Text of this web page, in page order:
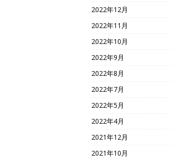
2022年12月
2022年11月
2022年10月
2022年9月
2022年8月
2022年7月
2022年5月
2022年4月
2021年12月
2021年10月